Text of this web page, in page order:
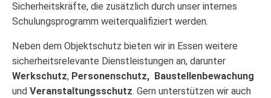
Sicherheitskräfte, die zusätzlich durch unser internes
Schulungsprogramm weiterqualifiziert werden.
Neben dem Objektschutz bieten wir in Essen weitere
sicherheitsrelevante Dienstleistungen an, darunter
Werkschutz, Personenschutz, Baustellenbewachung
und Veranstaltungsschutz. Gern unterstützen wir auch